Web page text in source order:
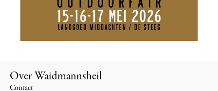
Over Waidmannsheil
Contact